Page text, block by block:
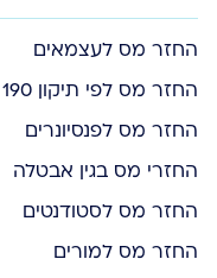
החזר מס לעצמאים
החזר מס לפי תיקון 190
החזר מס לפנסיונרים
החזרי מס בגין אבטלה
החזר מס לסטודנטים
החזר מס למורים